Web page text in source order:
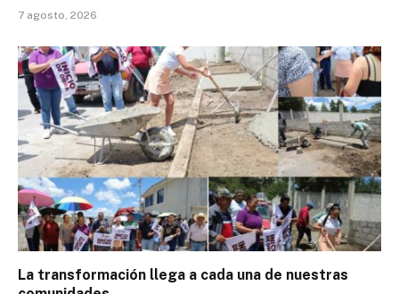
7 agosto, 2026
La transformación llega a cada una de nuestras